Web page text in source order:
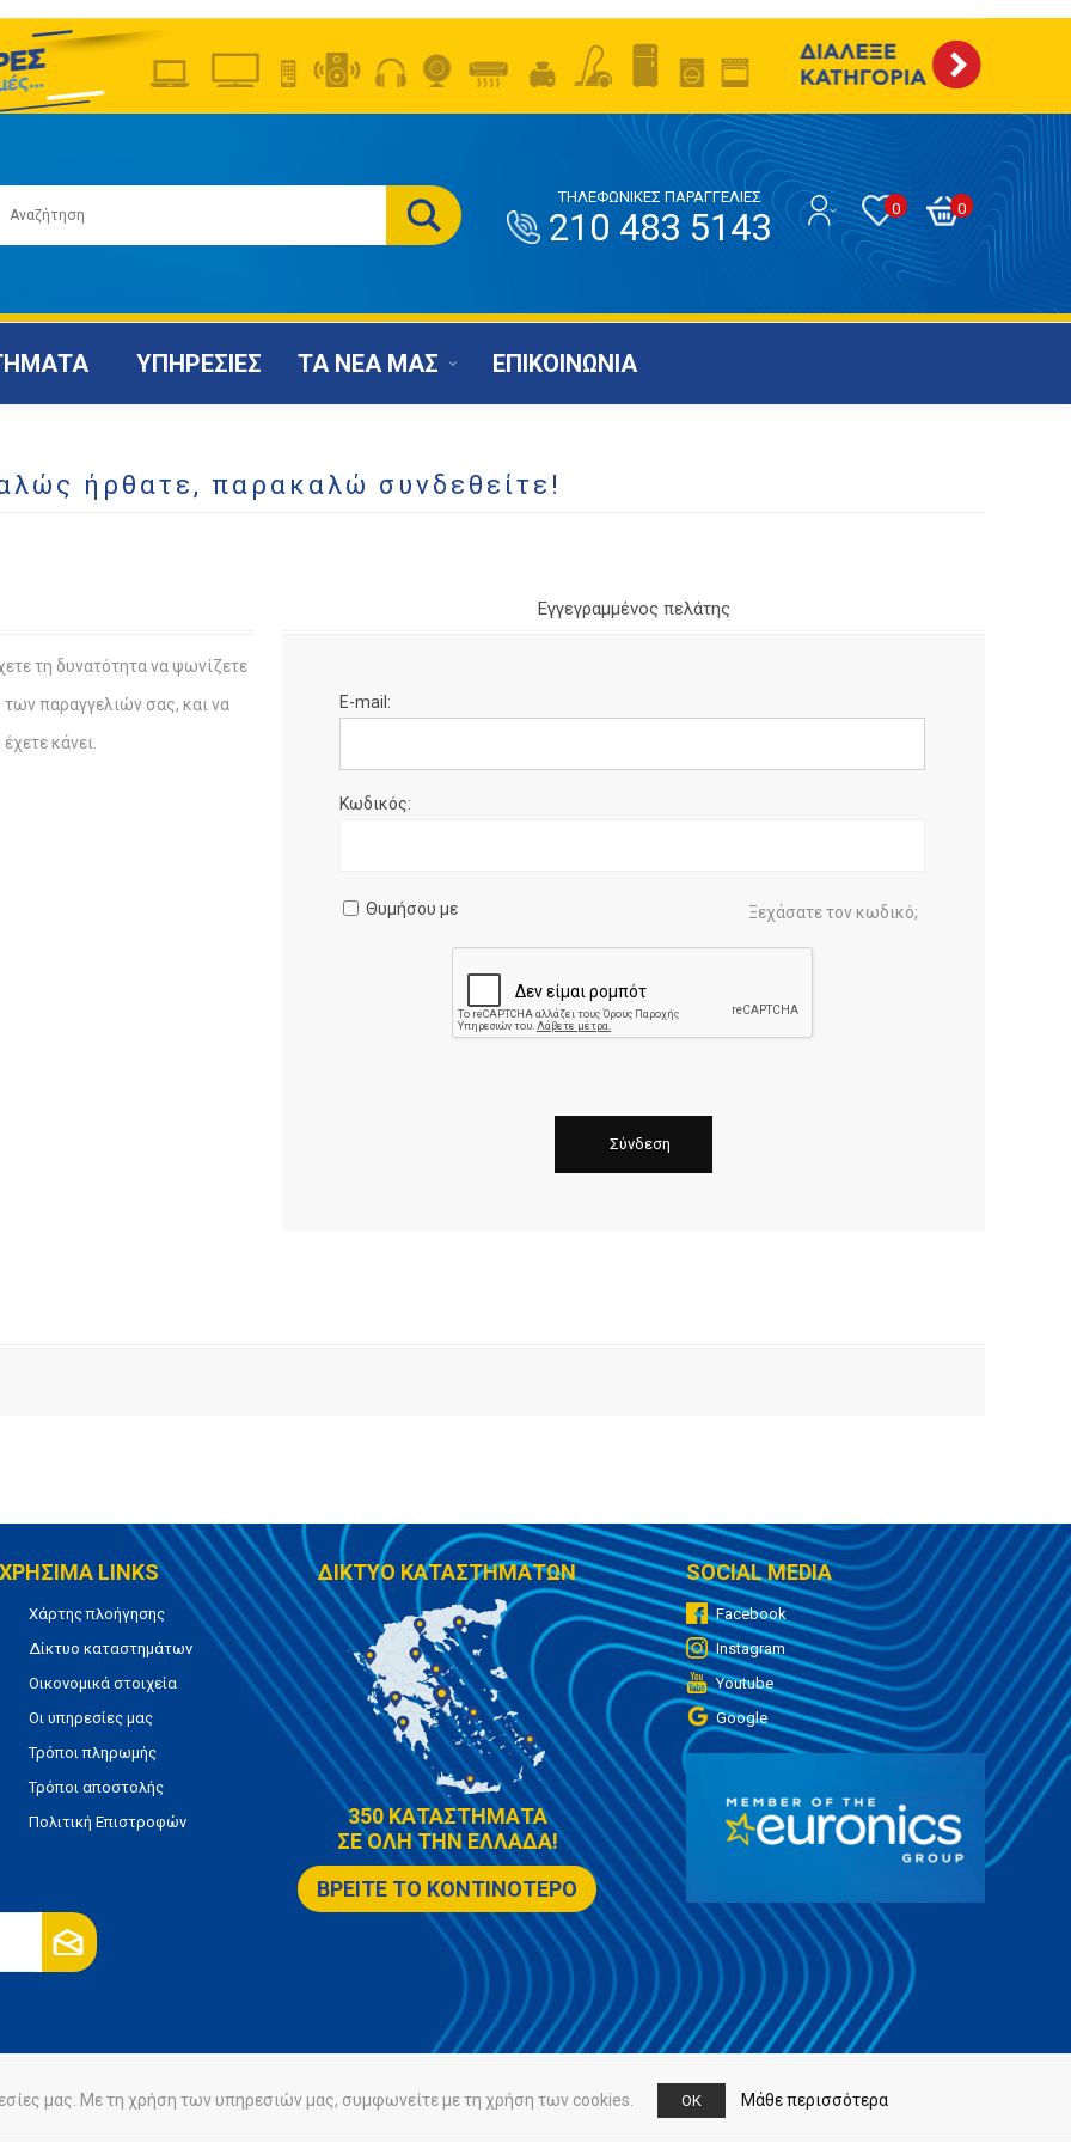
0
0
ΤΗΛΕΦΩΝΙΚΕΣ ΠΑΡΑΓΓΕΛΙΕΣ
210 483 5143
ΥΠΗΡΕΣΙΕΣ ΤΑ ΝΕΑ ΜΑΣ ΕΠΙΚΟΙΝΩΝΙΑ
ήρθατε, παρακαλώ συνδεθείτε!
τη δυνατότητα να ψωνίζετε
των παραγγελιών σας, και να
κάνει.
Εγγεγραμμένος πελάτης
E-mail:
Κωδικός:
Θυμήσου με Ξεχάσατε τον κωδικό;
ΧΡΗΣΙΜΑ LINKS
Χάρτης πλοήγησης
Δίκτυο καταστημάτων
Οικονομικά στοιχεία
Οι υπηρεσίες μας
Τρόποι πληρωμής
Τρόποι αποστολής
Πολιτική Επιστροφών
ΔΙΚΤΥΟ ΚΑΤΑΣΤΗΜΑΤΩΝ
350 ΚΑΤΑΣΤΗΜΑΤΑ
ΣΕ ΟΛΗ ΤΗΝ ΕΛΛΑΔΑ!
ΒΡΕΙΤΕ ΤΟ ΚΟΝΤΙΝΟΤΕΡΟ
SOCIAL MEDIA
Facebook
Instagram
Youtube
Google
Πολιτική Cookies
μας. Με τη χρήση των υπηρεσιών μας, συμφωνείτε με τη χρήση των cookies. OK Μάθε περισσότερα